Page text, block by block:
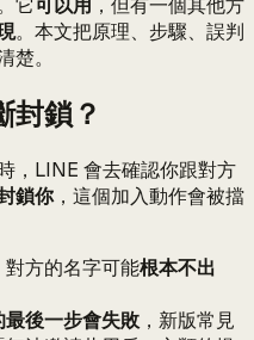
它可以用 ，但有一個其他方
。本文把原理、步驟、誤判
。
封鎖？
，LINE 會去確認你跟對方
鎖你，這個加入動作會被擋
對方的名字可能根本不出
後一步會失敗 ，新版常見